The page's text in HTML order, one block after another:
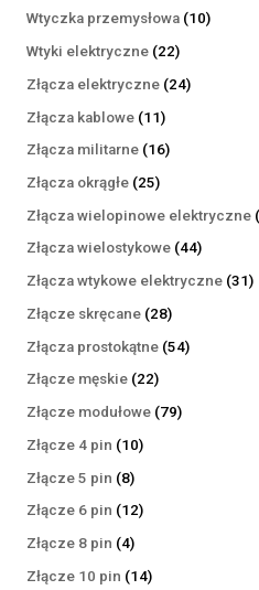
produktów
Wtyczka przemysłowa 1010
Wtyki elektryczne 2222
produkty
Złącza elektryczne 2424
Złącza kablowe 1111
produktów
Złącza militarne 1616
Złącza okrągłe 2525
produktów
Złącza wielopinowe elektryczne
Złącza wielostykowe 4444
produkty
Złącza wtykowe elektryczne 3131
Złącze skręcane 2828
produktów
Złącza prostokątne 5454
Złącze męskie 2222
produkty
Złącze modułowe 7979
Złącze 4 pin 1010
Złącze 5 pin 88
produktów
Złącze 6 pin 1212
Złącze 8 pin 44
produkty
Złącze 10 pin 1414